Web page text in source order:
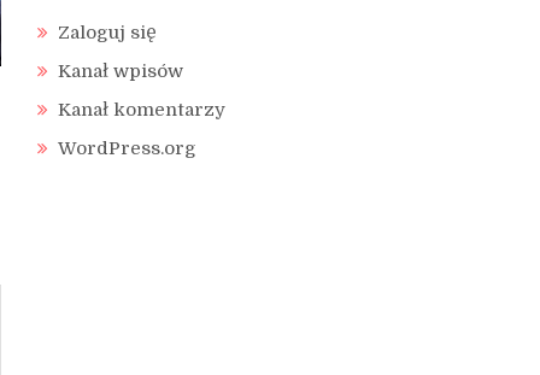
Zaloguj się
Kanał wpisów
Kanał komentarzy
WordPress.org